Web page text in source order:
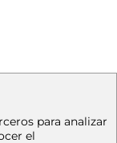
para analizar
el